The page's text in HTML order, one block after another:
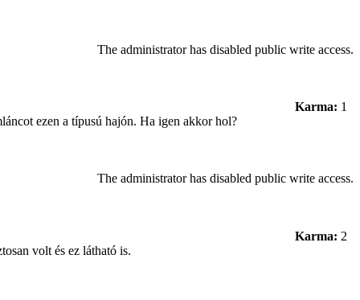
The administrator has disabled public write access.
Karma: 1
ezen a típusú hajón. Ha igen akkor hol?
The administrator has disabled public write access.
Karma: 2
volt és ez látható is.